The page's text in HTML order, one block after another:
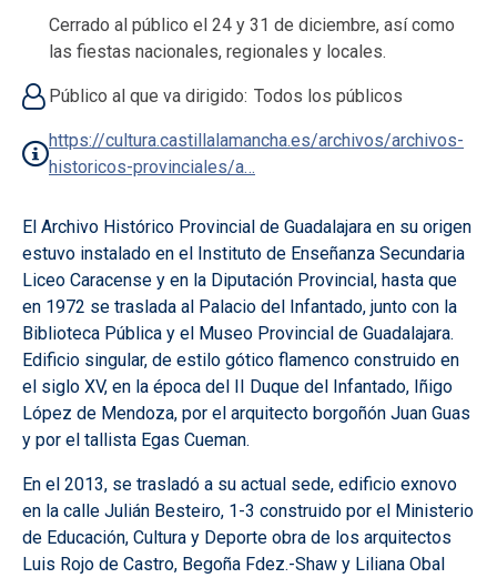
Cerrado al público el 24 y 31 de diciembre, así como
las fiestas nacionales, regionales y locales.
Público al que va dirigido Todos los públicos
https://cultura.castillalamancha.es/archivos/archivos-
historicos-provinciales/a…
El Archivo Histórico Provincial de Guadalajara en su origen
estuvo instalado en el Instituto de Enseñanza Secundaria
Liceo Caracense y en la Diputación Provincial, hasta que
en 1972 se traslada al Palacio del Infantado, junto con la
Biblioteca Pública y el Museo Provincial de Guadalajara.
Edificio singular, de estilo gótico flamenco construido en
el siglo XV, en la época del II Duque del Infantado, Iñigo
López de Mendoza, por el arquitecto borgoñón Juan Guas
y por el tallista Egas Cueman.
En el 2013, se trasladó a su actual sede, edificio exnovo
en la calle Julián Besteiro, 1-3 construido por el Ministerio
de Educación, Cultura y Deporte obra de los arquitectos
Luis Rojo de Castro, Begoña Fdez.-Shaw y Liliana Obal